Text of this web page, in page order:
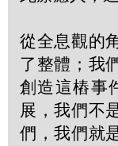
從全息觀的
了整體；我
創造這樁事
展，我們不
們，我們就